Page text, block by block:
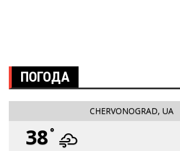
ПОГОДА
CHERVONOGRAD, UA
38°